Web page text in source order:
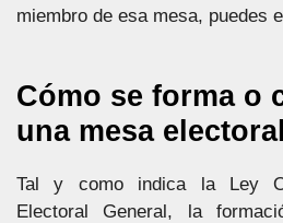
miembro de esa mesa, puedes
Cómo se forma o
una mesa electoral
Tal y como indica la Ley
Electoral General, la